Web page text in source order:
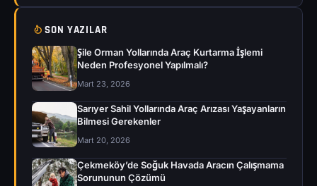
SON YAZILAR
Şile Orman Yollarında Araç Kurtarma İşlemi
Neden Profesyonel Yapılmalı?
Mart 23, 2026
Sarıyer Sahil Yollarında Araç Arızası Yaşayanların
Bilmesi Gerekenler
Mart 20, 2026
Çekmeköy’de Soğuk Havada Aracın Çalışmama
Sorununun Çözümü